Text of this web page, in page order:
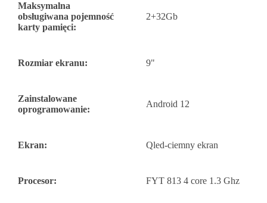
Maksymalna
obsługiwana pojemność
karty pamięci:
2+32Gb
Rozmiar ekranu: 9"
Zainstalowane
oprogramowanie:
Android 12
Ekran: Qled-ciemny ekran
Procesor: FYT 813 4 core 1.3 Ghz